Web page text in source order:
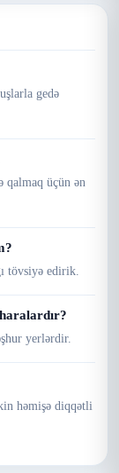
gedə
qalmaq üçün ən
tövsiyə edirik.
yerlərdir.
həmişə diqqətli